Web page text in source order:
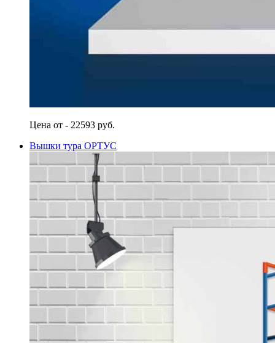
Цена от - 22593 руб.
Вышки тура ОРТУС